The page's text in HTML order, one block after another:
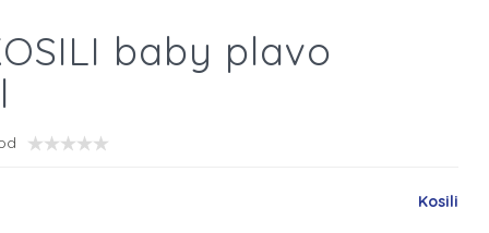
baby plavo
Kosili